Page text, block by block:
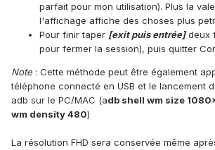
parfait pour mon utilisation). Plus la
l'affichage affiche des choses plus
Pour finir taper [exit puis entrée]deux
pour fermer la session), puis quitter
Note : Cette méthode peut être également
téléphone connecté en USB et le lancement
adb sur le PC/MAC (adb shell wm size
wm density 480)
La résolution FHD sera conservée même